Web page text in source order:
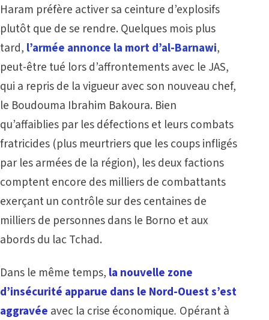
Haram préfère activer sa ceinture d’explosifs
plutôt que de se rendre. Quelques mois plus
tard, l’armée annonce la mort d’al-Barnawi,
peut-être tué lors d’affrontements avec le JAS,
qui a repris de la vigueur avec son nouveau chef,
le Boudouma Ibrahim Bakoura. Bien
qu’affaiblies par les défections et leurs combats
fratricides (plus meurtriers que les coups infligés
par les armées de la région), les deux factions
comptent encore des milliers de combattants
exerçant un contrôle sur des centaines de
milliers de personnes dans le Borno et aux
abords du lac Tchad.
Dans le même temps, la nouvelle zone
d’insécurité apparue dans le Nord-Ouest s’est
aggravée avec la crise économique. Opérant à